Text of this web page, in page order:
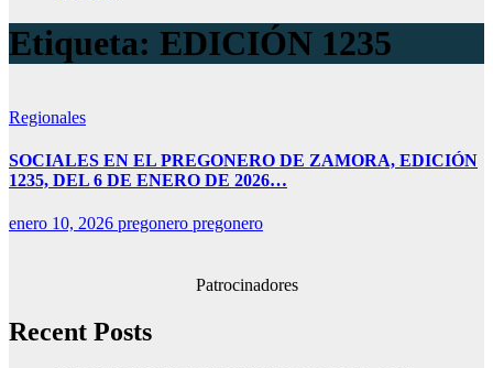
Etiqueta: EDICIÓN 1235
Regionales
SOCIALES EN EL PREGONERO DE ZAMORA, EDICIÓN
1235, DEL 6 DE ENERO DE 2026…
enero 10, 2026 pregonero pregonero
Patrocinadores
Recent Posts